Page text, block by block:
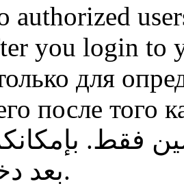
authorized
you login to
для
после того
فقط.
بعد دخول الى ال.